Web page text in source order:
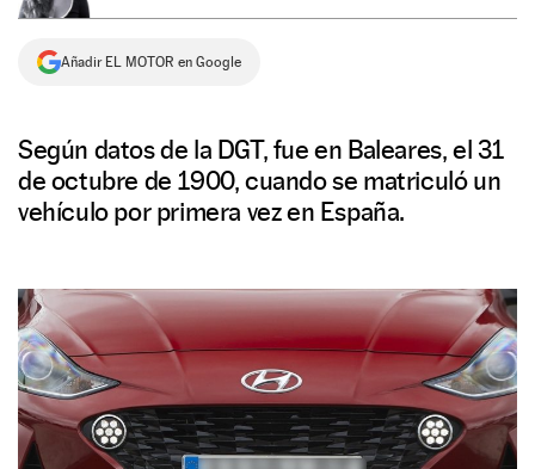
Añadir EL MOTOR en Google
Según datos de la DGT, fue en Baleares, el 31
de octubre de 1900, cuando se matriculó un
vehículo por primera vez en España.